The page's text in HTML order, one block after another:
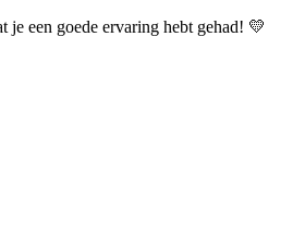
je een goede ervaring hebt gehad! 💛